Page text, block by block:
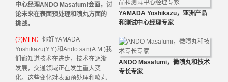
YAMADA Yoshikazu，亚洲产品
和测试中心经理专家
ANDO Masafumi，微喷丸和技术
专长专家
中心经理ANDO Masafumi会面，讨
论未来在表面预处理和喷丸方面的
挑战。
(?)MFN： 你好YAMADA
Yoshikazu(Y.Y.)和Ando san(A.M.)我
们都知道技术在进步，技术在逐渐
发展，交通领域正在发生重大变
化。这些变化对表面预处理和喷丸